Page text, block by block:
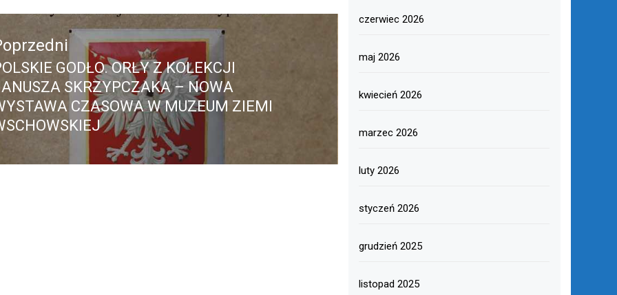
GODŁO. ORŁY Z KOLEKCJI
SKRZYPCZAKA – NOWA
CZASOWA W MUZEUM ZIEMI
czerwiec 2026
maj 2026
kwiecień 2026
marzec 2026
luty 2026
styczeń 2026
grudzień 2025
listopad 2025